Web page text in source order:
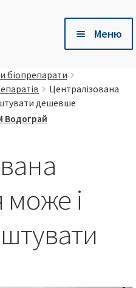
Меню
Хлів
біопрепарати
Централізована
дешевше
Водограй
може і